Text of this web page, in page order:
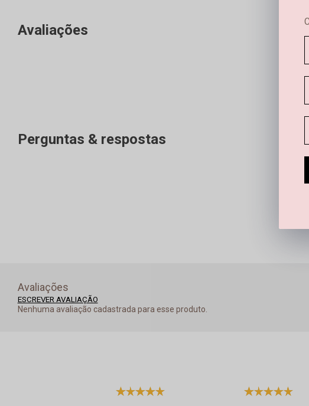
Avaliações
Perguntas & respostas
Avaliações
ESCREVER AVALIAÇÃO
Nenhuma avaliação cadastrada para esse produto.